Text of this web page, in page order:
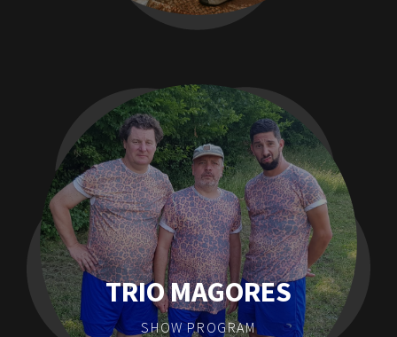
TRIO MAGORES
SHOW PROGRAM